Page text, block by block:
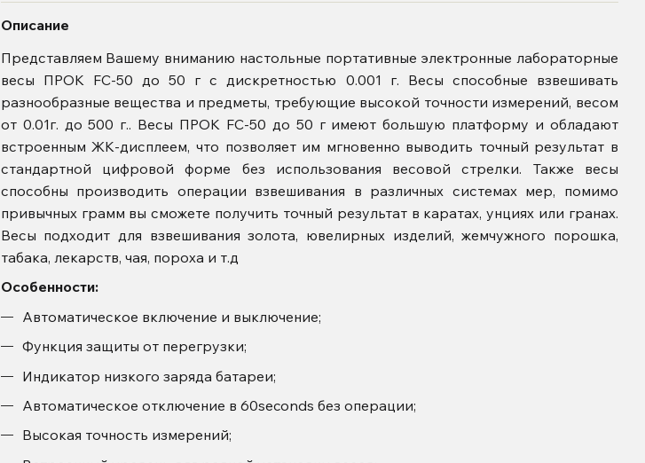
Описание
Представляем Вашему вниманию настольные портативные электронные лабораторные
весы ПРОК FC-50 до 50 г с дискретностью 0.001 г. Весы способные взвешивать
разнообразные вещества и предметы, требующие высокой точности измерений, весом
от 0.01г. до 500 г.. Весы ПРОК FC-50 до 50 г имеют большую платформу и обладают
встроенным ЖК-дисплеем, что позволяет им мгновенно выводить точный результат в
стандартной цифровой форме без использования весовой стрелки. Также весы
способны производить операции взвешивания в различных системах мер, помимо
привычных грамм вы сможете получить точный результат в каратах, унциях или гранах.
Весы подходит для взвешивания золота, ювелирных изделий, жемчужного порошка,
табака, лекарств, чая, пороха и т.д
Особенности:
Автоматическое включение и выключение;
Функция защиты от перегрузки;
Индикатор низкого заряда батареи;
Автоматическое отключение в 60seconds без операции;
Высокая точность измерений;